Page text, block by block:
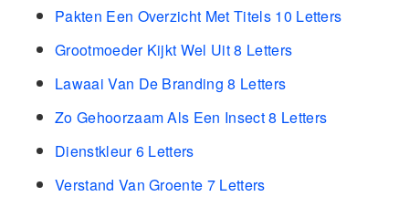
Pakten Een Overzicht Met Titels 10 Letters
Grootmoeder Kijkt Wel Uit 8 Letters
Lawaai Van De Branding 8 Letters
Zo Gehoorzaam Als Een Insect 8 Letters
Dienstkleur 6 Letters
Verstand Van Groente 7 Letters